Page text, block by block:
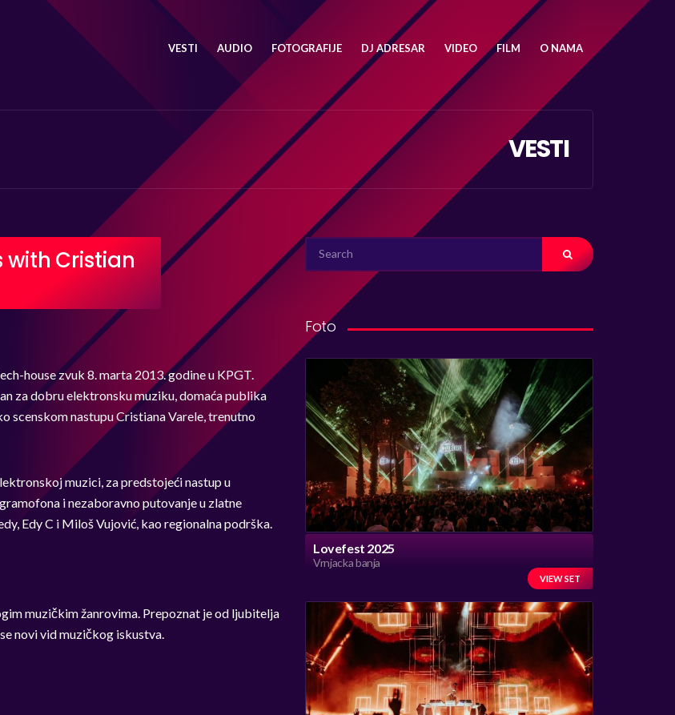
VESTI AUDIO FOTOGRAFIJE DJ ADRESAR VIDEO FILM O NAMA
VESTI
with Cristian
house zvuk 8. marta 2013. godine u KPGT.
za dobru elektronsku muziku, domaća publika
scenskom nastupu Cristiana Varele, trenutno
muzici, za predstojeći nastup u
i nezaboravno putovanje u zlatne
Edy C i Miloš Vujović, kao regionalna podrška.
muzičkim žanrovima. Prepoznat je od ljubitelja
novi vid muzičkog iskustva.
SEARCH
FOR:
Foto
Lovefest 2025
Vrnjacka banja
VIEW SET